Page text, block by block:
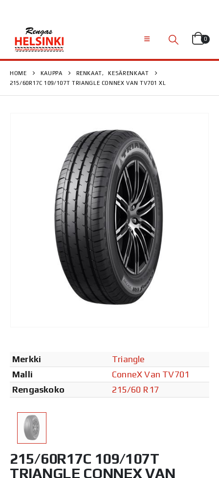
0
HOME KAUPPA RENKAAT,
KESÄRENKAAT
215/60R17C 109/107T TRIANGLE CONNEX VAN TV701 XL
Merkki
Triangle
Malli
ConneX Van TV701
Rengaskoko
215/60 R17
215/60R17C 109/107T
TRIANGLE CONNEX VAN